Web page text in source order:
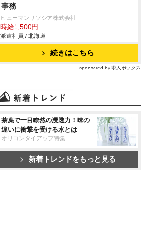
事務
ヒューマンリソシア株式会社
時給1,500円
派遣社員 / 北海道
続きはこちら
sponsored by 求人ボックス
茶葉で一目瞭然の浸透力！味の
違いに衝撃を受ける水とは
オリコンタイアップ特集
新着トレンドをもっと見る